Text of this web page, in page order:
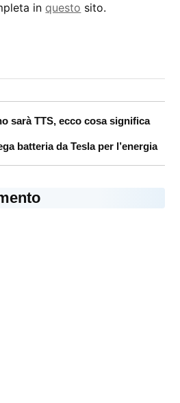
in questo sito.
sarà TTS, ecco cosa significa
batteria da Tesla per l’energia